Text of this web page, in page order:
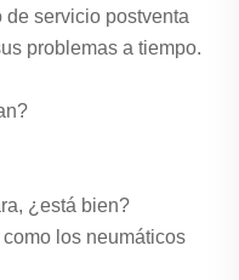
servicio postventa
problemas a tiempo.
¿está bien?
los neumáticos